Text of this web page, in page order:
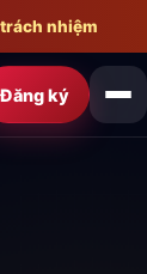
nhiệm
Đăng ký